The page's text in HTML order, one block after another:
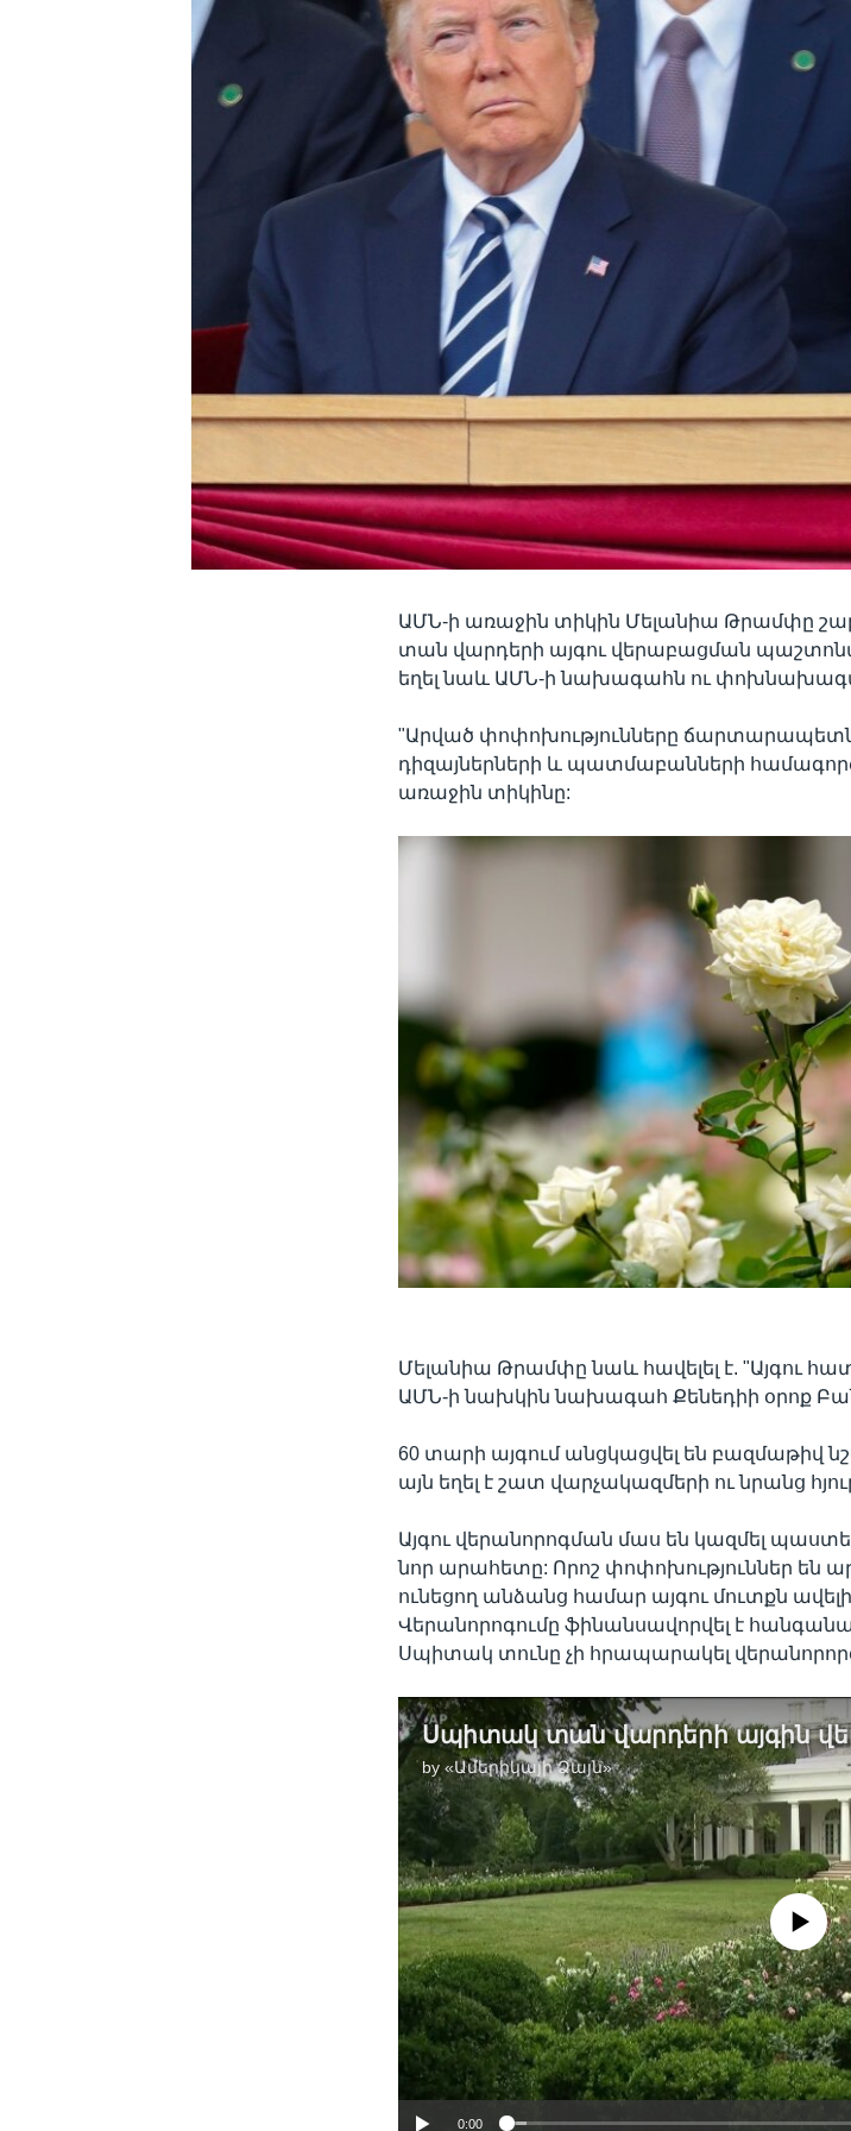
ԱՄՆ-ի առաջին տիկին Մելանիա Թրամփը
տան վարդերի այգու վերաբացման
եղել նաև ԱՄՆ-ի նախագահն ու
"Արված փոփոխությունները
դիզայներների և պատմաբանների
առաջին տիկինը:
Մելանիա Թրամփը նաև հավելել է. "Այգու
ԱՄՆ-ի նախկին նախագահ Քենեդիի օրոք
60 տարի այգում անցկացվել են բազմաթիվ
այն եղել է շատ վարչակազմերի ու նրանց
Այգու վերանորոգման մաս են կազմել
նոր արահետը: Որոշ փոփոխություններ են
ունեցող անձանց համար այգու մուտքն ավելի
Վերանորոգումը ֆինանսավորվել է
Սպիտակ տունը չի հրապարակել
by«Ամերիկայի Ձայն»
No media source
0:00